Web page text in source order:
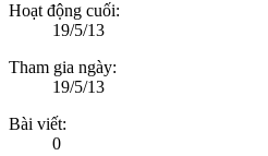
Hoạt động cuối:
19/5/13
Tham gia ngày:
19/5/13
Bài viết:
0